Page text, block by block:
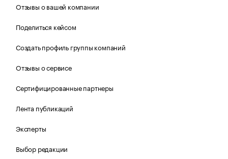
Отзывы о вашей компании
Поделиться кейсом
Создать профиль группы компаний
Отзывы о сервисе
Сертифицированные партнеры
Лента публикаций
Эксперты
Выбор редакции